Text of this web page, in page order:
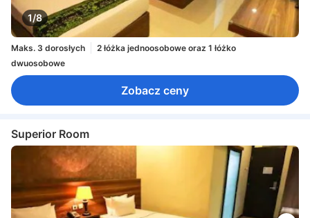
1/8
Maks. 3 dorosłych
2 łóżka jednoosobowe oraz 1 łóżko
dwuosobowe
Zobacz ceny
Superior Room